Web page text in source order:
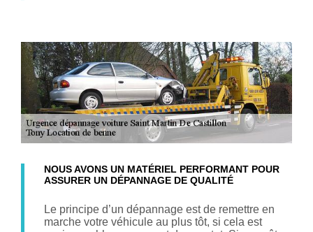
NOUS AVONS UN MATÉRIEL PERFORMANT POUR
ASSURER UN DÉPANNAGE DE QUALITÉ
Le principe d’un dépannage est de remettre en
marche votre véhicule au plus tôt, si cela est